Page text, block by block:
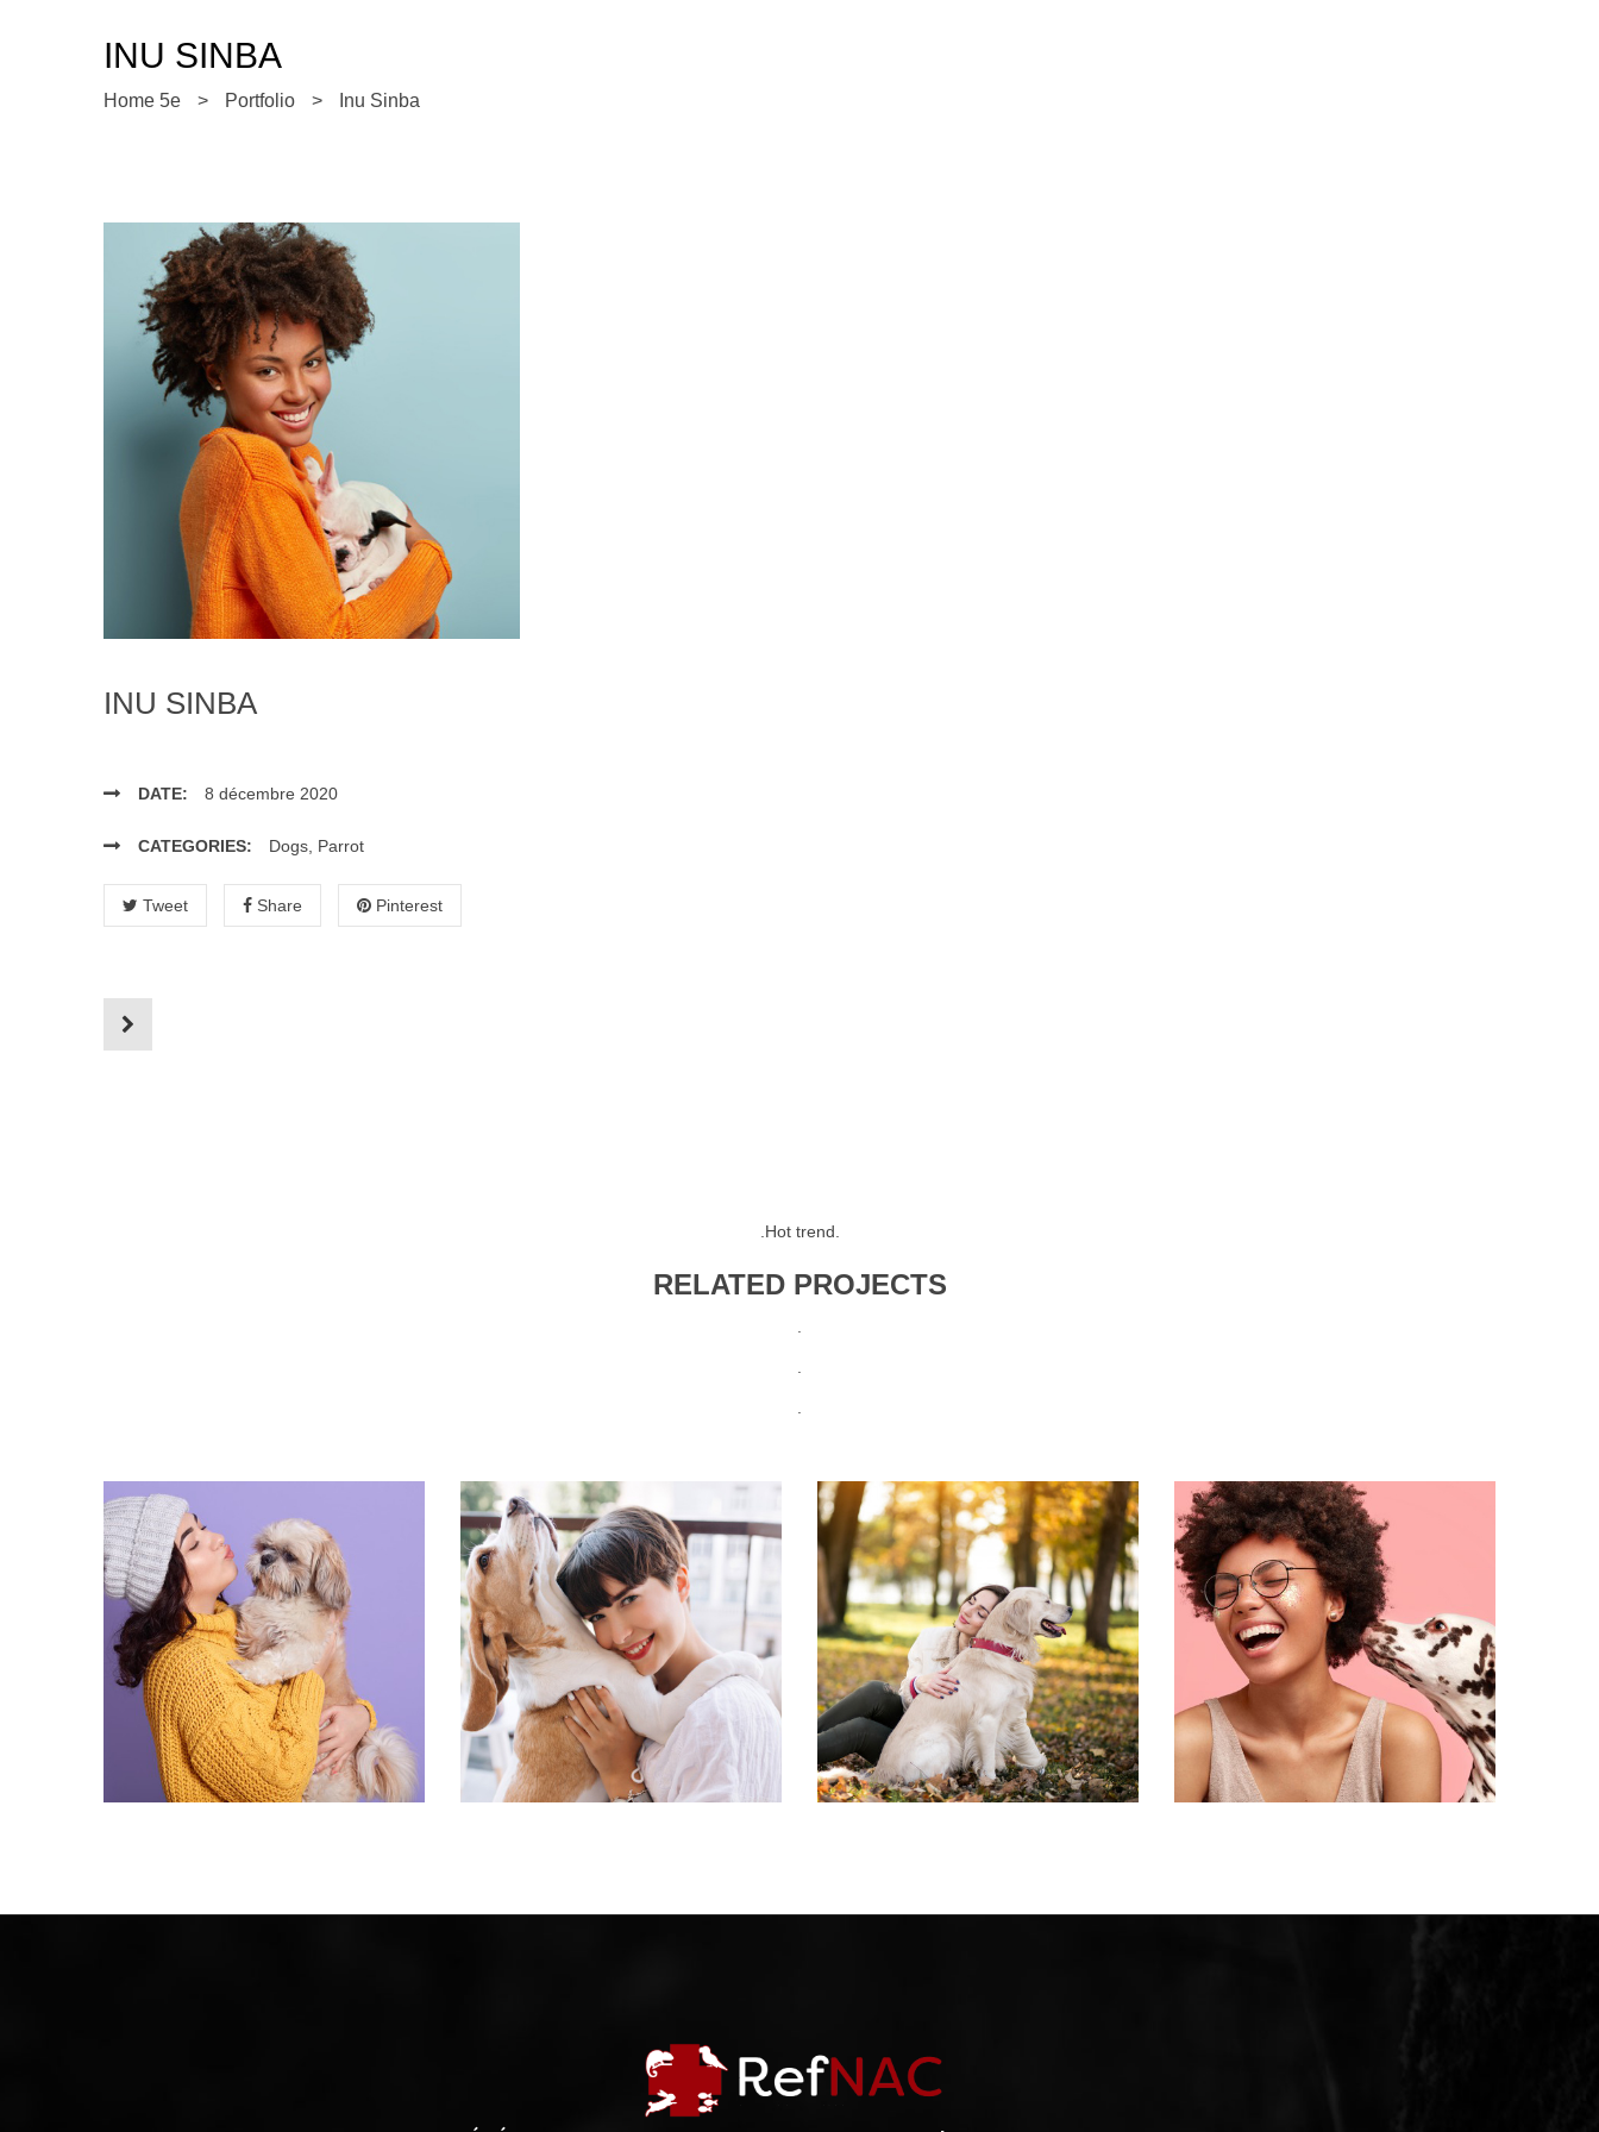
INU SINBA
Home 5e > Portfolio > Inu Sinba
INU SINBA
DATE: 8 décembre 2020
CATEGORIES: Dogs Parrot
Tweet Share Pinterest
Hot trend
RELATED PROJECTS